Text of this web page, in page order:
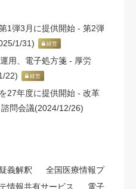
1弾3月に提供開始 - 第2弾
1/31)
経営
用、電子処方箋 - 厚労
22)
経営
27年度に提供開始 - 改革
問会議(2024/12/26)
疑義解釈
全国医療情報プ
情報共有サービス
電子